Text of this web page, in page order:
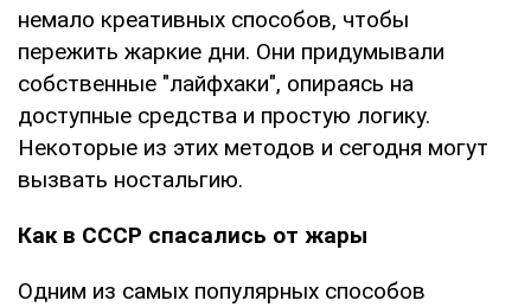
немало креативных способов, чтобы
пережить жаркие дни. Они придумывали
собственные "лайфхаки", опираясь на
доступные средства и простую логику.
Некоторые из этих методов и сегодня могут
вызвать ностальгию.
Как в СССР спасались от жары
Одним из самых популярных способов